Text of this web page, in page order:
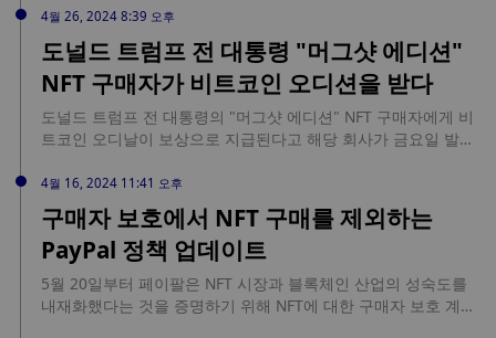
Based Company Became the Biggest Bitcoin ETF Buyer of
Blackrock and Ark Invest! source:
https://en.bitcoinsistemi.com/this-us-based-company-
became-the-biggest-bitcoin-etf-buyer-of-blackrock-and-ark-
4월 26, 2024 8:39 오후
도널드 트럼프 전 대통령 "머그샷 에디션"
NFT 구매자가 비트코인 오디션을 받다
도널드 트럼프 전 대통령의 "머그샷 에디션" NFT 구매자에게 비
트코인 오디날이 보상으로 지급된다고 해당 회사가 금요일 발표
한 트럼프 비트코인 오디날을 받을 자격이 있음을 알려드립니
다."라고 X 플랫폼에 게시된 게시물에서 회사는 말했습니다. "이
제 비트코인 블록체인에 영구적으로 기록된다는 사실을 발표하
게 되어 기쁘게 생각합니다." 이 회사는 작년 말 머그샷 에디션
NFT를 출시하고 47개를 한 번에 구매(개당 99달러 가격)한 모든
사람에게 트럼프와의 저녁 식사와 함께 지난 8월 경찰이 '머그
샷'으로 유명하게 촬영할 때 입었던 수트 영상이 담긴 실물 카드
4월 16, 2024 11:41 오후
구매자 보호에서 NFT 구매를 제외하는
PayPal 정책 업데이트
5월 20일부터 페이팔은 NFT 시장과 블록체인 산업의 성숙도를
내재화했다는 것을 증명하기 위해 NFT에 대한 구매자 보호 계획